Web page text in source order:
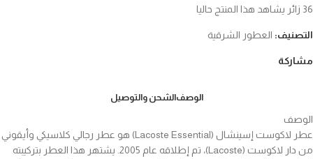
36 زائر يشاهد هذا المنتج حاليا
التصنيف: العطور الشرقية
مشاركة
الوصفالشحن والتوصيل
الوصف
عطر لاكوست إسينشال (Lacoste Essential) هو عطر رجالي كلاسيكي وأيقوني
من دار لاكوست (Lacoste)، تم إطلاقه عام 2005. يشتهر هذا العطر بتركيبته